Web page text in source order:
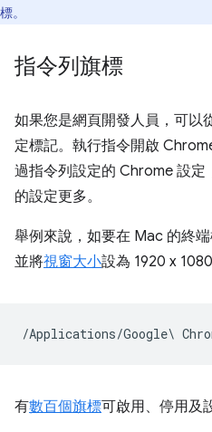
標。
指令列旗標
如果您是網頁開發人員，可以
定標記。執行指令開啟
過指令列設定的 Chrome 設定
的設定更多。
舉例來說，如要在 Mac 的終
並將視窗大小設為 1920 x
有數百個旗標可啟用、停用及